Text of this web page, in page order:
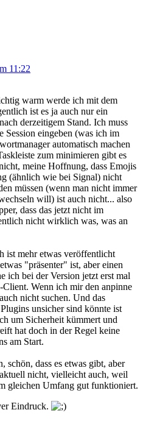
11:22
warm werde ich mit dem
ist es ja auch nur ein
derzeitigem Stand. Ich muss
Session eingeben (was ich im
automatisch machen
zum minimieren gibt es
meine Hoffnung, dass Emojis
(ähnlich wie bei Signal) nicht
müssen (wenn man nicht immer
will) ist auch nicht... also
dass das jetzt nicht im
nicht wirklich was, was an
ist mehr etwas veröffentlicht
"präsenter" ist, aber einen
ich bei der Version jetzt erst mal
Client. Wenn ich mir den anpinne
nicht suchen. Und das
unsicher sind könnte ist
um Sicherheit kümmert und
hat doch in der Regel keine
am Start.
schön, dass es etwas gibt, aber
nicht, vielleicht auch, weil
gleichen Umfang gut funktioniert.
Eindruck.